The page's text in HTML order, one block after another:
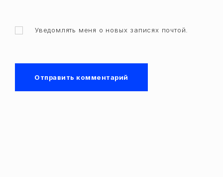
Уведомлять меня о новых записях почтой.